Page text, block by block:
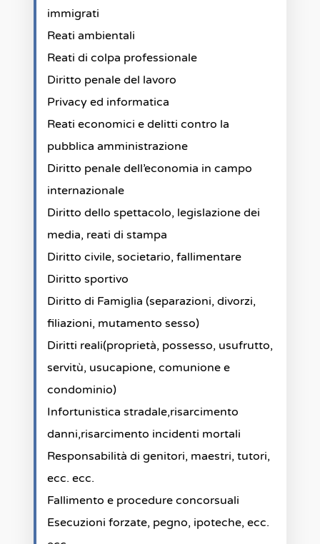
immigrati
Reati ambientali
Reati di colpa professionale
Diritto penale del lavoro
Privacy ed informatica
Reati economici e delitti contro la
pubblica amministrazione
Diritto penale dell’economia in campo
internazionale
Diritto dello spettacolo, legislazione dei
media, reati di stampa
Diritto civile, societario, fallimentare
Diritto sportivo
Diritto di Famiglia (separazioni, divorzi,
filiazioni, mutamento sesso)
Diritti reali(proprietà, possesso, usufrutto,
servitù, usucapione, comunione e
condominio)
Infortunistica stradale,risarcimento
danni,risarcimento incidenti mortali
Responsabilità di genitori, maestri, tutori,
ecc. ecc.
Fallimento e procedure concorsuali
Esecuzioni forzate, pegno, ipoteche, ecc.